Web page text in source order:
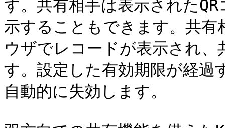
す。共有相手は表示された
示することもできます。共
ウザでレコードが表示され
す。設定した有効期限が経
自動的に失効します。